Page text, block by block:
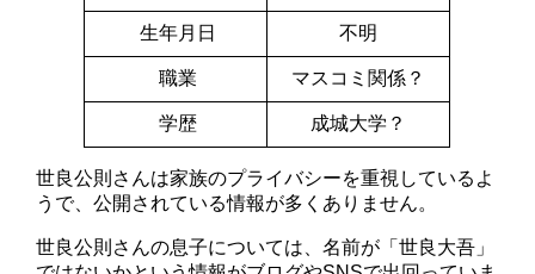
生年月日 不明
職業 マスコミ関係？
学歴 成城大学？
世良公則さんは家族のプライバシーを重視しているよ
うで、公開されている情報が多くありません。
世良公則さんの息子については、名前が「世良大吾」